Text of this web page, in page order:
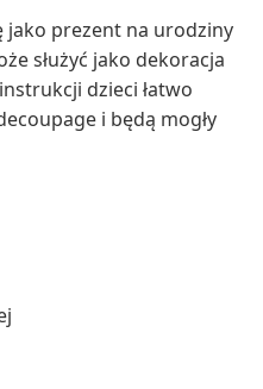
jako prezent na urodziny
służyć jako dekoracja
dzieci łatwo
i będą mogły